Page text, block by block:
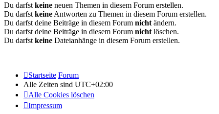
Du darfst keine neuen Themen in diesem Forum erstellen.
Du darfst keine Antworten zu Themen in diesem Forum erstellen.
Du darfst deine Beiträge in diesem Forum nicht ändern.
Du darfst deine Beiträge in diesem Forum nicht löschen.
Du darfst keine Dateianhänge in diesem Forum erstellen.
Startseite Forum
Alle Zeiten sind UTC+02:00
Alle Cookies löschen
Impressum